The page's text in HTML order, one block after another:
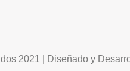
2021 | Diseñado y